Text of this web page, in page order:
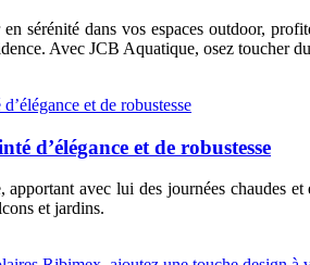
sérénité dans vos espaces outdoor,
Avec JCB Aquatique, osez toucher
d’élégance et de robustesse
apportant avec lui des journées chaudes
et jardins.